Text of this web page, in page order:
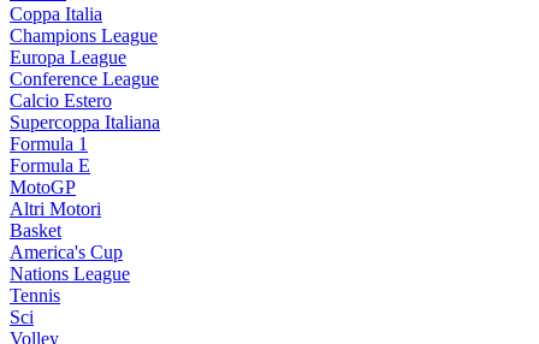
Coppa Italia
Champions League
Europa League
Conference League
Calcio Estero
Supercoppa Italiana
Formula 1
Formula E
MotoGP
Altri Motori
Basket
America's Cup
Nations League
Tennis
Sci
Volley